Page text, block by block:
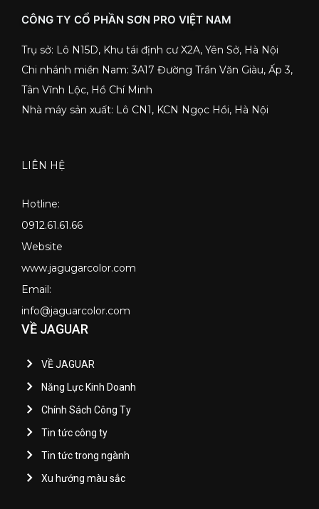
CÔNG TY CỔ PHẦN SƠN PRO VIỆT NAM
Trụ sở: Lô N15D, Khu tái định cư X2A, Yên Sở, Hà Nội
Chi nhánh miền Nam: 3A17 Đường Trần Văn Giàu, Ấp 3,
Tân Vĩnh Lộc, Hồ Chí Minh
Nhà máy sản xuất: Lô CN1, KCN Ngọc Hồi, Hà Nội
LIÊN HỆ
Hotline:
0912.61.61.66
Website
www.jagugarcolor.com
Email:
info@jaguarcolor.com
VỀ JAGUAR
VỀ JAGUAR
Năng Lực Kinh Doanh
Chính Sách Công Ty
Tin tức công ty
Tin tức trong ngành
Xu hướng màu sắc